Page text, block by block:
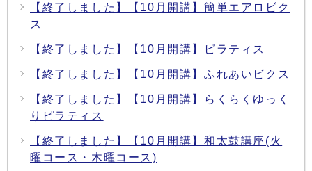
【終了しました】【10月開講】簡単エアロビク
ス
【終了しました】【10月開講】ピラティス
【終了しました】【10月開講】ふれあいビクス
【終了しました】【10月開講】らくらくゆっく
りピラティス
【終了しました】【10月開講】和太鼓講座(火
曜コース・木曜コース)